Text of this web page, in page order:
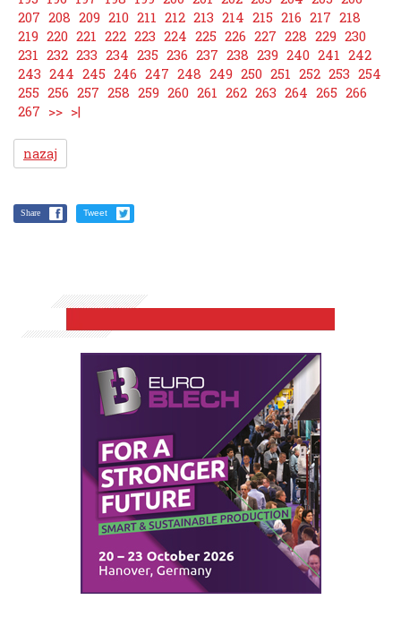
207 208 209 210 211 212 213 214 215 216 217 218
219 220 221 222 223 224 225 226 227 228 229 230
231 232 233 234 235 236 237 238 239 240 241 242
243 244 245 246 247 248 249 250 251 252 253 254
255 256 257 258 259 260 261 262 263 264 265 266
267 >> >|
nazaj
Share Tweet